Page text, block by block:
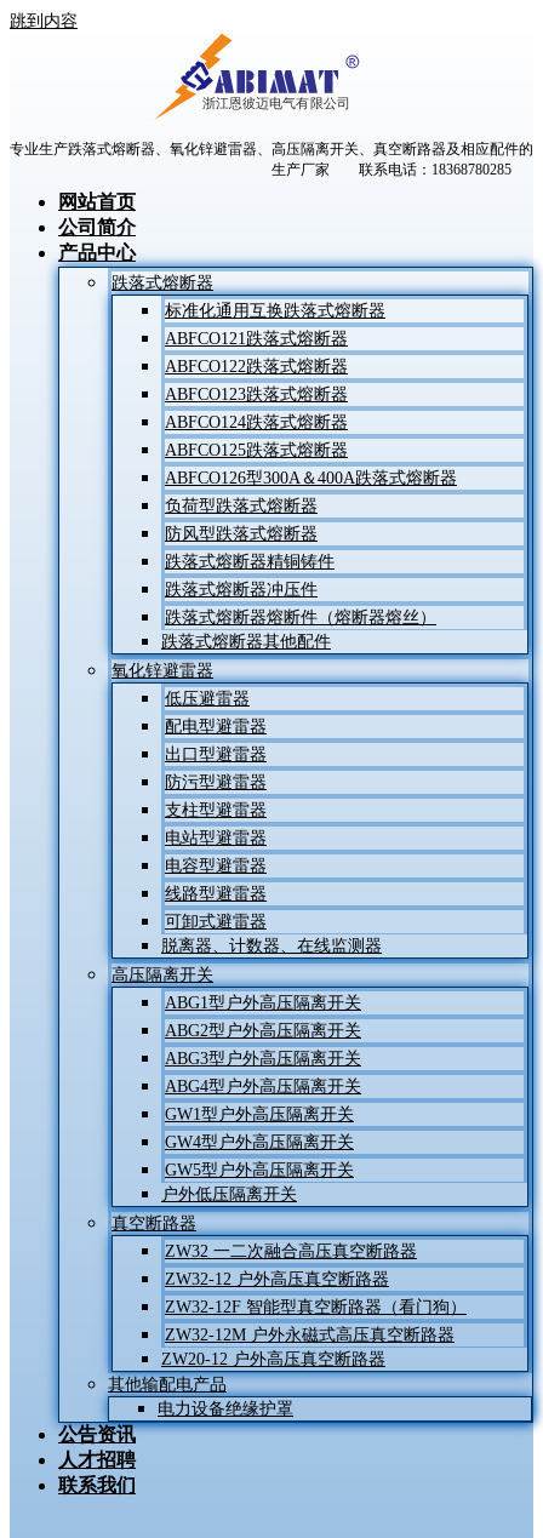
跳到内容
专业生产跌落式熔断器、氧化锌避雷器、高压隔离开关、真空断路器及相应配件的
生产厂家 联系电话：18368780285
网站首页
公司简介
产品中心
跌落式熔断器
标准化通用互换跌落式熔断器
ABFCO121跌落式熔断器
ABFCO122跌落式熔断器
ABFCO123跌落式熔断器
ABFCO124跌落式熔断器
ABFCO125跌落式熔断器
ABFCO126型300A＆400A跌落式熔断器
负荷型跌落式熔断器
防风型跌落式熔断器
跌落式熔断器精铜铸件
跌落式熔断器冲压件
跌落式熔断器熔断件（熔断器熔丝）
跌落式熔断器其他配件
氧化锌避雷器
低压避雷器
配电型避雷器
出口型避雷器
防污型避雷器
支柱型避雷器
电站型避雷器
电容型避雷器
线路型避雷器
可卸式避雷器
脱离器、计数器、在线监测器
高压隔离开关
ABG1型户外高压隔离开关
ABG2型户外高压隔离开关
ABG3型户外高压隔离开关
ABG4型户外高压隔离开关
GW1型户外高压隔离开关
GW4型户外高压隔离开关
GW5型户外高压隔离开关
户外低压隔离开关
真空断路器
ZW32 一二次融合高压真空断路器
ZW32-12 户外高压真空断路器
ZW32-12F 智能型真空断路器（看门狗）
ZW32-12M 户外永磁式高压真空断路器
ZW20-12 户外高压真空断路器
其他输配电产品
电力设备绝缘护罩
公告资讯
人才招聘
联系我们